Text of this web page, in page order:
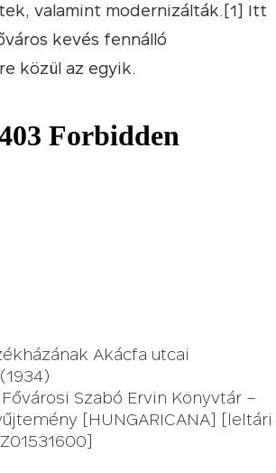
valamint modernizálták.[1] Itt
kevés fennálló
közül az egyik.
Akácfa utcai
Szabó Ervin Könyvtár –
[HUNGARICANA] [leltári